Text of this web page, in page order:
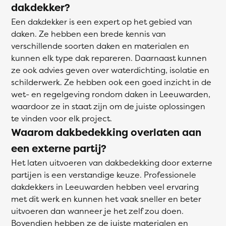
dakdekker?
Een dakdekker is een expert op het gebied van
daken. Ze hebben een brede kennis van
verschillende soorten daken en materialen en
kunnen elk type dak repareren. Daarnaast kunnen
ze ook advies geven over waterdichting, isolatie en
schilderwerk. Ze hebben ook een goed inzicht in de
wet- en regelgeving rondom daken in Leeuwarden,
waardoor ze in staat zijn om de juiste oplossingen
te vinden voor elk project.
Waarom dakbedekking overlaten aan
een externe partij?
Het laten uitvoeren van dakbedekking door externe
partijen is een verstandige keuze. Professionele
dakdekkers in Leeuwarden hebben veel ervaring
met dit werk en kunnen het vaak sneller en beter
uitvoeren dan wanneer je het zelf zou doen.
Bovendien hebben ze de juiste materialen en